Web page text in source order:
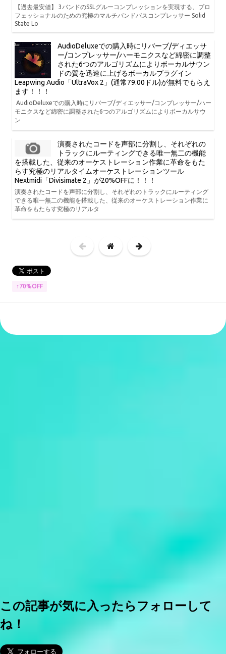
【過去最安値】 3バンドのSSLグルーコンプレッションを実現する、プロ
フェッショナルのための究極のマルチバンドバスコンプレッサー Solid
State Lo
AudioDeluxeでの購入時にリバーブ/ディエッサ
ー/コンプレッサー/ハーモニクスなど綿密に調整
された6つのアルゴリズムによりボーカルサウン
ドの質を迅速に上げるボーカルプラグイン
Leapwing Audio「UltraVox 2」(通常79.00ドル)が無料でもらえ
ます！！！
AudioDeluxeでの購入時にリバーブ/ディエッサー/コンプレッサー/ハー
モニクスなど綿密に調整された6つのアルゴリズムによりボーカルサウ
ン
演奏されたコードを声部に分割し、それぞれの
トラックにルーティングできる唯一無二の機能
を搭載した、従来のオーケストレーション作業に革命をもた
らす究極のリアルタイムオーケストレーションツール
Nextmidi「Divisimate 2」が20%OFFに！！！
演奏されたコードを声部に分割し、それぞれのトラックにルーティング
できる唯一無二の機能を搭載した、従来のオーケストレーション作業に
革命をもたらす究極のリアルタ
↑70%OFF
この記事が気に入ったらフォローして
ね！